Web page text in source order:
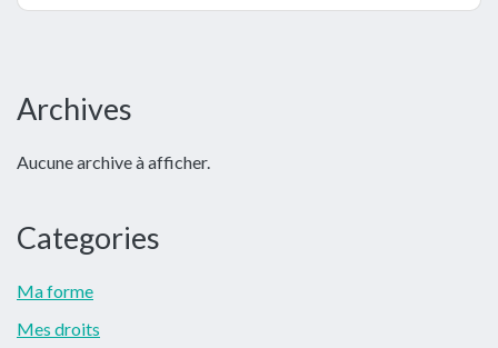
Barre
principale
Archives
Aucune archive à afficher.
Categories
Ma forme
Mes droits